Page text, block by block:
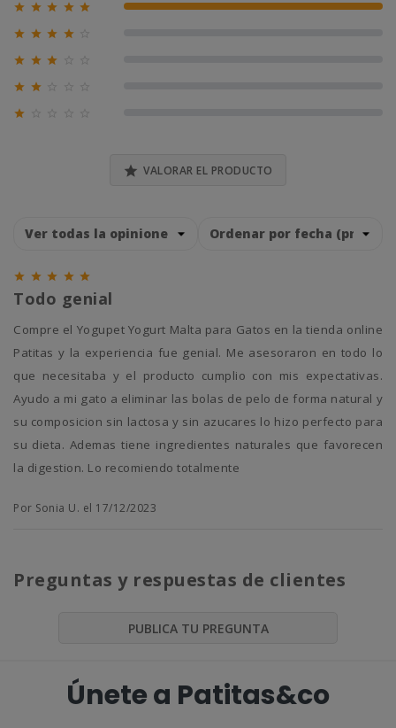
     100% (1)
   
  
 

 VALORAR EL PRODUCTO
    
Todo genial
Compre el Yogupet Yogurt Malta para Gatos en la tienda online
Patitas y la experiencia fue genial. Me asesoraron en todo lo
que necesitaba y el producto cumplio con mis expectativas.
Ayudo a mi gato a eliminar las bolas de pelo de forma natural y
su composicion sin lactosa y sin azucares lo hizo perfecto para
su dieta. Ademas tiene ingredientes naturales que favorecen
la digestion. Lo recomiendo totalmente
Por Sonia U. el 17/12/2023
Preguntas y respuestas de clientes
PUBLICA TU PREGUNTA
Únete a Patitas&co